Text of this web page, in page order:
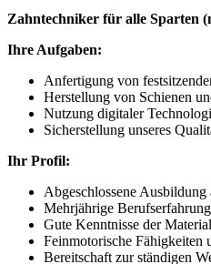
Zahntechniker für alle Sparten
Ihre Aufgaben:
Anfertigung von
Herstellung von Schienen
Nutzung digitaler
Sicherstellung unseres
Ihr Profil:
Abgeschlossene
Mehrjährige
Gute Kenntnisse der
Feinmotorische Fähigkeiten
Bereitschaft zur ständigen